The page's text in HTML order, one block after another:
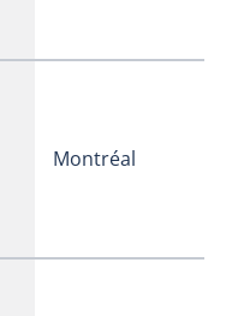
Montréal